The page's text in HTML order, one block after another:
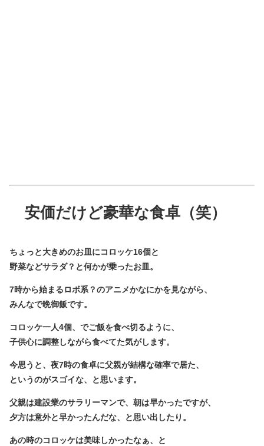
安価だけど豪華な食卓（笑）
ちょっと大きめのお皿にコロッケ16個と
野菜などサラダ？と何かが乗ったお皿。
7時から始まるロボ系？のアニメかなにかを見ながら、
みんなで晩御飯です。
コロッケ一人4個、でご飯を食べ切るように、
子供心に調整しながら食べてた気がします。
今思うと、夜7時の食卓に父親が結構な確率で居た、
というのがスゴイな、と思います。
父親は建設業のサラリーマンで、朝は早かったですが、
夕方は意外と早かったんだな、と思い出したり。
あの時のコロッケは美味しかったなぁ、と